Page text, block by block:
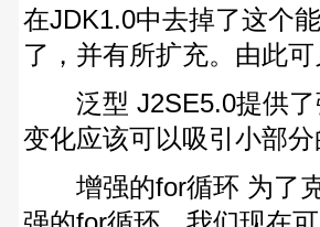
在JDK1.0中去掉了这个
了，并有所扩充。由此
泛型 J2SE5.0提供了
变化应该可以吸引小部
增强的for循环 为了克